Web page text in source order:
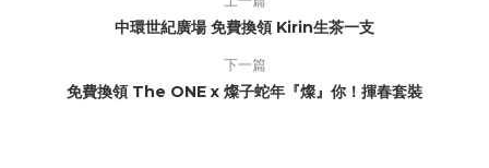
中環世紀廣場 免費換領 Kirin生茶一支
下一篇
免費換領 The ONE x 燦子蛇年『燦』你！揮春套裝